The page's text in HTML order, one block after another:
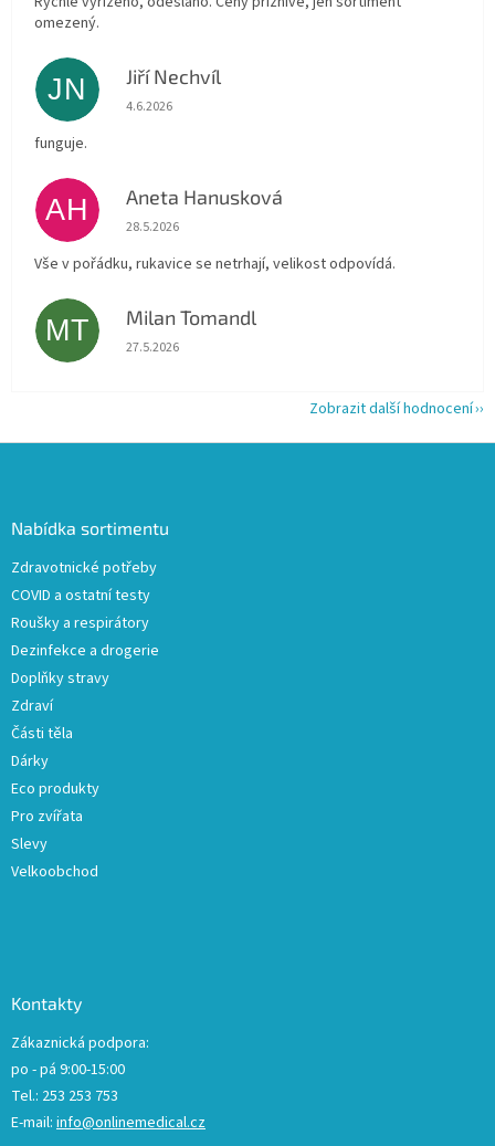
omezený.
JN Jiří Nechvíl
Hodnocení obchodu je 5 z 5 hvězdiček.
4.6.2026
funguje.
AH Aneta Hanusková
Hodnocení obchodu je 5 z 5 hvězdiček.
28.5.2026
Vše v pořádku, rukavice se netrhají, velikost odpovídá.
MT Milan Tomandl
Hodnocení obchodu je 5 z 5 hvězdiček.
27.5.2026
Zobrazit další hodnocení
Nabídka sortimentu
Zdravotnické potřeby
COVID a ostatní testy
Roušky a respirátory
Dezinfekce a drogerie
Doplňky stravy
Zdraví
Části těla
Dárky
Eco produkty
Pro zvířata
Slevy
Velkoobchod
Kontakty
Zákaznická podpora:
po - pá 9:00-15:00
Tel.: 253 253 753
E-mail: info@onlinemedical.cz